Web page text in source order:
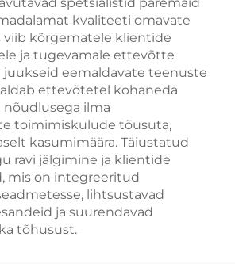
kvaliteeti omavate
viib kõrgematele klientide
ja tugevamale ettevõtte
juukseid eemaldavate teenuste
ettevõtetel kohaneda
nõudlusega ilma
toimimiskulude tõusuta,
kasumimäära. Täiustatud
ravi jälgimine ja klientide
mis on integreeritud
lihtsustavad
ja suurendavad
tõhusust.